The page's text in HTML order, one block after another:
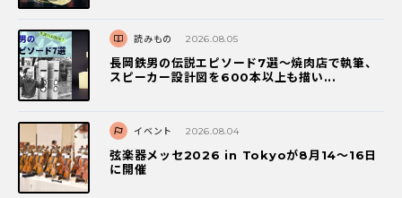
読みもの 2026.08.05
長岡鉄男の伝説エピソード7選〜焼肉店で執筆、
スピーカー設計図を600本以上も描い...
イベント 2026.08.04
弦楽器メッセ2026 in Tokyoが8月14～16日
に開催